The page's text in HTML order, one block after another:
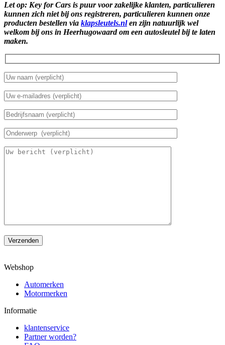
Let op: Key for Cars is puur voor zakelijke klanten, particulieren
kunnen zich niet bij ons registreren, particulieren kunnen onze
producten bestellen via klapsleutels.nlen zijn natuurlijk wel
welkom bij ons in Heerhugowaard om een autosleutel bij te laten
maken.
Verzenden
Webshop
Automerken
Motormerken
Informatie
klantenservice
Partner worden?